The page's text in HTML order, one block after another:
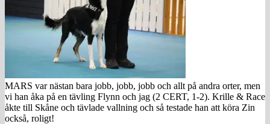
MARS var nästan bara jobb, jobb, jobb och allt på andra orter, men
vi han åka på en tävling Flynn och jag (2 CERT, 1-2). Krille & Race
åkte till Skåne och tävlade vallning och så testade han att köra Zin
också, roligt!